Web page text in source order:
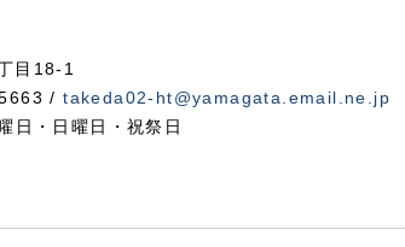
目18-1
5663 /takeda02-ht@yamagata.email.ne.jp
日・日曜日・祝祭日